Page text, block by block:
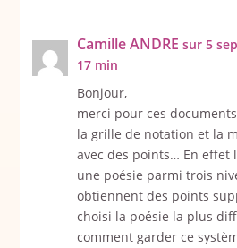
Camille ANDRE sur 5
17 min
Bonjour,
merci pour ces
la grille de notation et la
avec des points… En effet
une poésie parmi trois
obtiennent des points
choisi la poésie la plus
comment garder ce